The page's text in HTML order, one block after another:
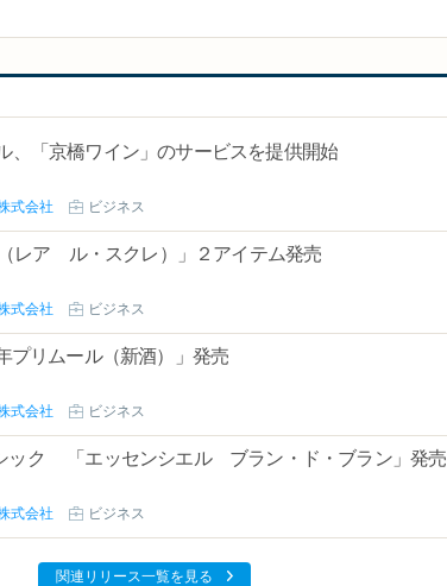
、「京橋ワイン」のサービスを提供開始
式会社 ビジネス
レア ル・スクレ）」２アイテム発売
式会社 ビジネス
リムール（新酒）」発売
式会社 ビジネス
ック 「エッセンシエル ブラン・ド・ブラン」発売
式会社 ビジネス
関連リリース一覧を見る